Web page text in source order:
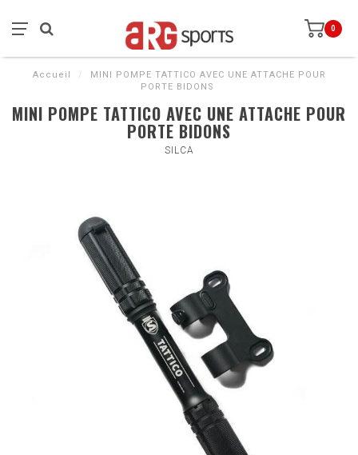
0
Accueil /
MINI POMPE TATTICO AVEC UNE ATTACHE POUR
PORTE BIDONS
MINI POMPE TATTICO AVEC UNE ATTACHE POUR
PORTE BIDONS
SILCA